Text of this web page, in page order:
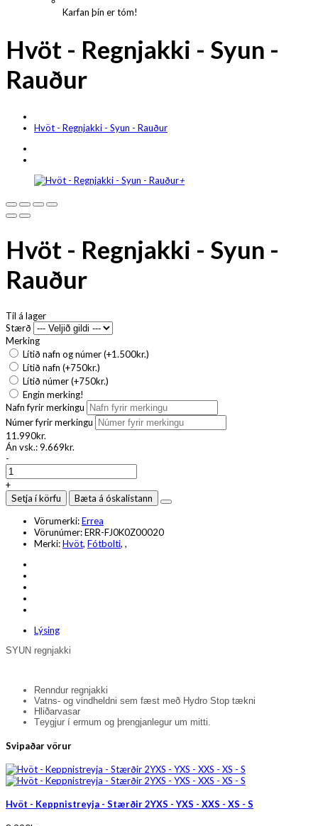
Karfan þín er tóm!
Hvöt - Regnjakki - Syun -
Rauður
Hvöt - Regnjakki - Syun - Rauður
+
Hvöt - Regnjakki - Syun -
Rauður
Til á lager
Stærð
Merking
Lítið nafn og númer (+1.500kr.)
Lítið nafn (+750kr.)
Lítið númer (+750kr.)
Engin merking!
Nafn fyrir merkingu
Númer fyrir merkingu
11.990kr.
Án vsk.:9.669kr.
-
+
Setja í körfu
Bæta á óskalistann
Vörumerki:Errea
Vörunúmer:ERR-FJ0K0Z00020
Merki:Hvöt, Fótbolti, ,
Lýsing
SYUN regnjakki
Renndur regnjakki
Vatns- og vindheldni sem fæst með Hydro Stop tækni
Hliðarvasar
Teygjur í ermum og þrengjanlegur um mitti.
Svipaðar vörur
Hvöt - Keppnistreyja - Stærðir 2YXS - YXS - XXS - XS - S